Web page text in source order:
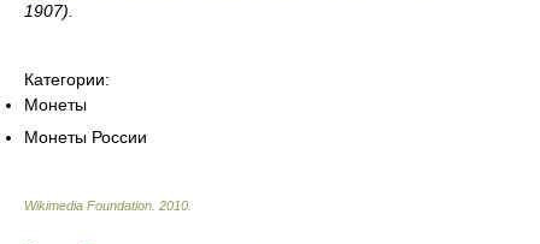
1907).
Категории:
Монеты
Монеты России
Wikimedia Foundation 2010